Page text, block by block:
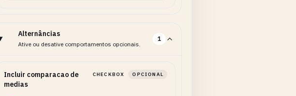
Alternâncias
Ative ou desative comportamentos opcionais.
1
Incluir comparacao de
medias
CHECKBOX OPCIONAL